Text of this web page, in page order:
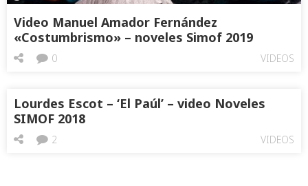
Video Manuel Amador Fernández
«Costumbrismo» – noveles Simof 2019
VIDEOS
0
Lourdes Escot – ‘El Paúl’ – video Noveles
SIMOF 2018
VIDEOS
2